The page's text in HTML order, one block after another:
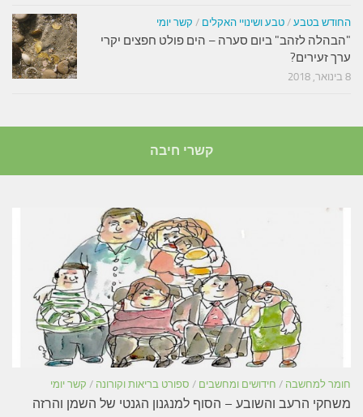
החודש בטבע / טבע ושינויי האקלים / קשר יומי
"הבהלה לזהב" ביום סערה – הים פולט חפצים יקרי
ערך זעירים?
8 בינואר, 2018
קשרי חיבה
חומר למחשבה / חידושים ומחשבים / ספורט בריאות וקורונה / קשר יומי
משחקי הרעב והשובע – הסוף למנגנון הגנטי של השמן והרזה